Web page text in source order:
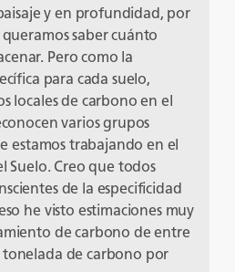
y en profundidad, por
saber cuánto
Pero como la
para cada suelo,
locales de carbono en el
varios grupos
estamos trabajando en el
Suelo. Creo que todos
de la especificidad
he visto estimaciones muy
de carbono de entre
tonelada de carbono por